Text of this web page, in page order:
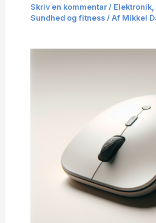
Skriv en kommentar / Elektronik,
Sundhed og fitness/ Af Mikkel